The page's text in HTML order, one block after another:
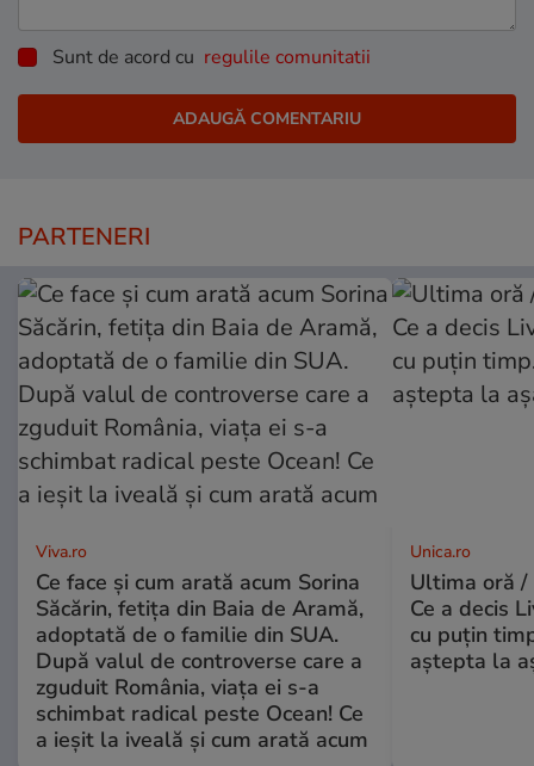
Sunt de acord cu regulile comunitatii
PARTENERI
Viva.ro
Ce face și cum arată acum Sorina
Săcărin, fetița din Baia de Aramă,
adoptată de o familie din SUA.
După valul de controverse care a
zguduit România, viața ei s-a
schimbat radical peste Ocean! Ce
a ieșit la iveală și cum arată acum
Unica.ro
Ultima oră /
Ce a decis
cu puțin
aștepta la